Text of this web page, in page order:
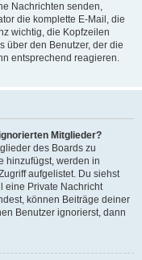
Nachrichten senden,
die komplette E-Mail, die
wichtig, die Kopfzeilen
über den Benutzer, der die
entsprechend reagieren.
Mitglieder?
des Boards zu
hinzufügst, werden in
aufgelistet. Du siehst
eine Private Nachricht
können Beiträge deiner
Benutzer ignorierst, dann